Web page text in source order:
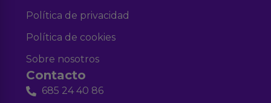
Política de privacidad
Política de cookies
Sobre nosotros
Contacto
685 24 40 86